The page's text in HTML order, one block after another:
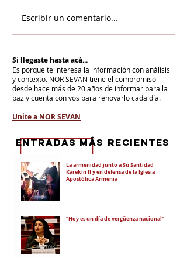
Escribir un comentario...
Si llegaste hasta acá...
Es porque te interesa la información con análisis
y contexto. NOR SEVAN tiene el compromiso
desde hace más de 20 años de informar para la
paz y cuenta con vos para renovarlo cada día.
Unite a NOR SEVAN
La armenidad junto a Su Santidad
Karekín II y en defensa de la Iglesia
Apostólica Armenia
"Hoy es un día de vergüenza nacional"
eNTRADAS MÁS RECIENTES